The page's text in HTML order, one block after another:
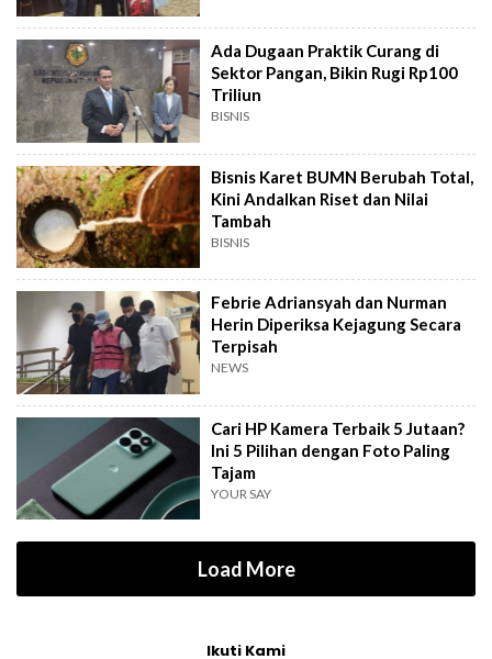
Ada Dugaan Praktik Curang di
Sektor Pangan, Bikin Rugi Rp100
Triliun
BISNIS
Bisnis Karet BUMN Berubah Total,
Kini Andalkan Riset dan Nilai
Tambah
BISNIS
Febrie Adriansyah dan Nurman
Herin Diperiksa Kejagung Secara
Terpisah
NEWS
Cari HP Kamera Terbaik 5 Jutaan?
Ini 5 Pilihan dengan Foto Paling
Tajam
YOUR SAY
Load More
Ikuti Kami